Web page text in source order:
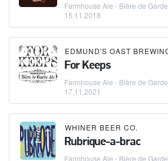
Farmhouse Ale - Bière de Garde
15.11.2018
For Keeps
Farmhouse Ale - Bière de Garde
17.11.2021
WHINER BEER CO.
Rubrique-a-brac
Farmhouse Ale - Bière de Garde